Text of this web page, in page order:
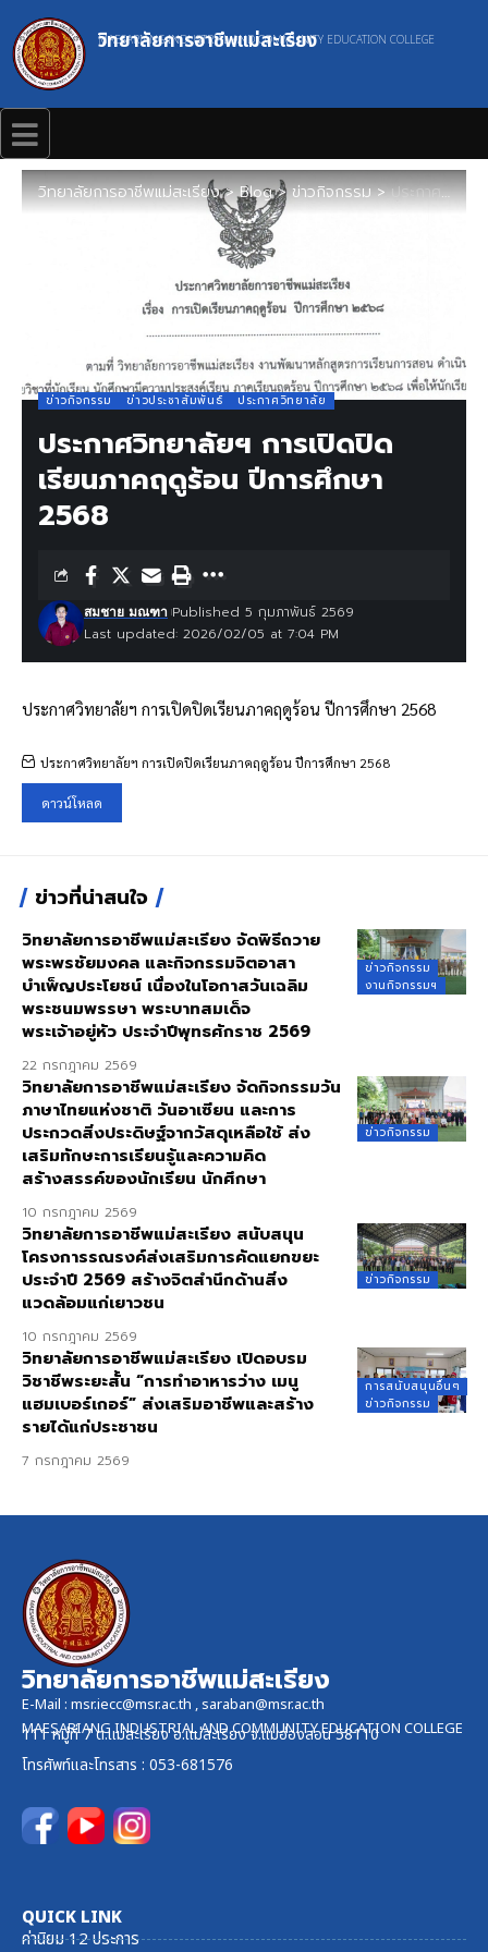
วิทยาลัยการอาชีพแม่สะเรียง
MAESARIANG INDUSTRIAL AND COMMUNITY EDUCATION COLLEGE
วิทยาลัยการอาชีพแม่สะเรียง>Blog>ข่าวกิจกรรม>ประกาศวิทยาลัยฯ การเปิดปิดเรียนภาคฤดูร้อน ปีการศึกษา 2568
ข่าวกิจกรรม ข่าวประชาสัมพันธ์ ประกาศวิทยาลัย
ประกาศวิทยาลัยฯ การเปิดปิด
เรียนภาคฤดูร้อน ปีการศึกษา
2568
Last updated: 2026/02/05 at 7:04 PM
สมชาย มณฑา Published 5 กุมภาพันธ์ 2569
ประกาศวิทยาลัยฯ การเปิดปิดเรียนภาคฤดูร้อน ปีการศึกษา 2568
ประกาศวิทยาลัยฯ การเปิดปิดเรียนภาคฤดูร้อน ปีการศึกษา 2568
ดาวน์โหลด
ข่าวที่น่าสนใจ
ข่าวกิจกรรม
งานกิจกรรมฯ
วิทยาลัยการอาชีพแม่สะเรียง จัดพิธีถวาย
พระพรชัยมงคล และกิจกรรมจิตอาสา
บำเพ็ญประโยชน์ เนื่องในโอกาสวันเฉลิม
พระชนมพรรษา พระบาทสมเด็จ
พระเจ้าอยู่หัว ประจำปีพุทธศักราช 2569
22 กรกฎาคม 2569
ข่าวกิจกรรม
วิทยาลัยการอาชีพแม่สะเรียง จัดกิจกรรมวัน
ภาษาไทยแห่งชาติ วันอาเซียน และการ
ประกวดสิ่งประดิษฐ์จากวัสดุเหลือใช้ ส่ง
เสริมทักษะการเรียนรู้และความคิด
สร้างสรรค์ของนักเรียน นักศึกษา
10 กรกฎาคม 2569
ข่าวกิจกรรม
วิทยาลัยการอาชีพแม่สะเรียง สนับสนุน
โครงการรณรงค์ส่งเสริมการคัดแยกขยะ
ประจำปี 2569 สร้างจิตสำนึกด้านสิ่ง
แวดล้อมแก่เยาวชน
10 กรกฎาคม 2569
การสนับสนุนอื่นๆ
ข่าวกิจกรรม
วิทยาลัยการอาชีพแม่สะเรียง เปิดอบรม
วิชาชีพระยะสั้น “การทำอาหารว่าง เมนู
แฮมเบอร์เกอร์” ส่งเสริมอาชีพและสร้าง
รายได้แก่ประชาชน
7 กรกฎาคม 2569
วิทยาลัยการอาชีพแม่สะเรียง
E-Mail : msr.iecc@msr.ac.th ,saraban@msr.ac.th
MAESARIANG INDUSTRIAL AND COMMUNITY EDUCATION COLLEGE
111 หมู่ที่ 7 ต.แม่สะเรียง อ.แม่สะเรียง จ.แม่ฮ่องสอน 58110
โทรศัพท์และโทรสาร : 053-681576
QUICK LINK
ค่านิยม 12 ประการ